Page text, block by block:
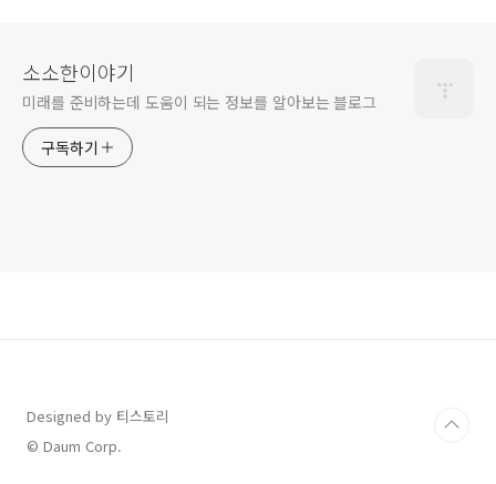
소소한이야기
미래를 준비하는데 도움이 되는 정보를 알아보는 블로그
구독하기
Designed by 티스토리
© Daum Corp.